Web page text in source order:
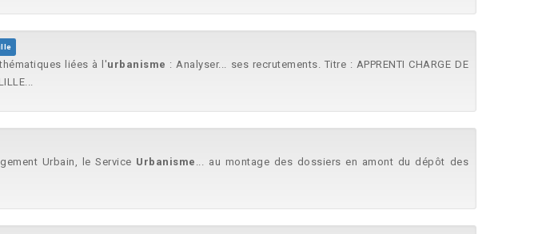
liées à l'urbanisme : Analyser... ses recrutements. Titre : APPRENTI CHARGE DE
Urbain, le Service Urbanisme ... au montage des dossiers en amont du dépôt des